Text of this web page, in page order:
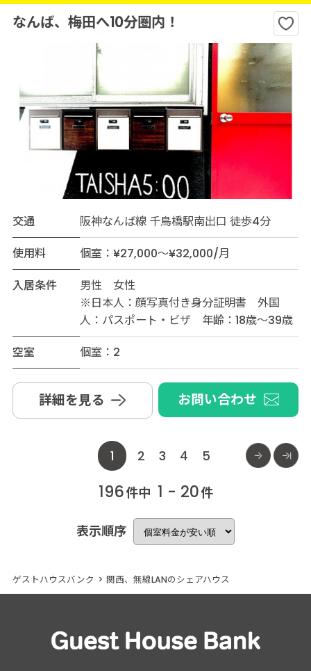
なんば、梅田へ10分圏内！
交通
阪神なんば線 千鳥橋駅南出口 徒歩4分
使用料
個室：¥27,000～¥32,000/月
入居条件
男性 女性
※日本人：顔写真付き身分証明書 外国
人：パスポート・ビザ 年齢：18歳～39歳
空室
個室：2
詳細を見る お問い合わせ
1 2 3 4 5
196件中 1 - 20件
表示順序
ゲストハウスバンク > 関西、無線LANのシェアハウス